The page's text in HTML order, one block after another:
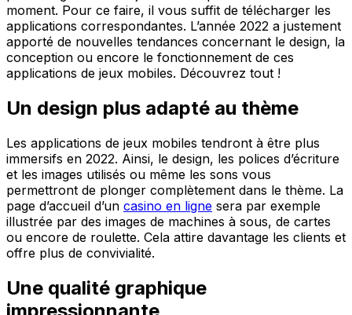
moment. Pour ce faire, il vous suffit de télécharger les
applications correspondantes. L’année 2022 a justement
apporté de nouvelles tendances concernant le design, la
conception ou encore le fonctionnement de ces
applications de jeux mobiles. Découvrez tout !
Un design plus adapté au thème
Les applications de jeux mobiles tendront à être plus
immersifs en 2022. Ainsi, le design, les polices d’écriture
et les images utilisés ou même les sons vous
permettront de plonger complètement dans le thème. La
page d’accueil d’un casino en ligne sera par exemple
illustrée par des images de machines à sous, de cartes
ou encore de roulette. Cela attire davantage les clients et
offre plus de convivialité.
Une qualité graphique
impressionnante